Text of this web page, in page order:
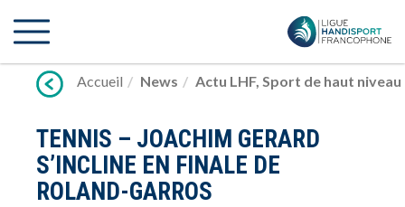
vers
Accueil
News Actu LHF, Sport de haut niveau
TENNIS – JOACHIM GERARD
S’INCLINE EN FINALE DE
ROLAND-GARROS